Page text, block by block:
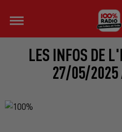
LES INFOS DE
27/05/2025